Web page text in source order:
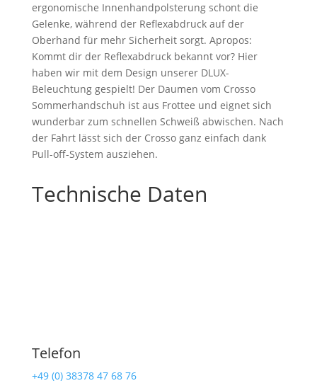
ergonomische Innenhandpolsterung schont die
Gelenke, während der Reflexabdruck auf der
Oberhand für mehr Sicherheit sorgt. Apropos:
Kommt dir der Reflexabdruck bekannt vor? Hier
haben wir mit dem Design unserer DLUX-
Beleuchtung gespielt! Der Daumen vom Crosso
Sommerhandschuh ist aus Frottee und eignet sich
wunderbar zum schnellen Schweiß abwischen. Nach
der Fahrt lässt sich der Crosso ganz einfach dank
Pull-off-System ausziehen.
Technische Daten
Telefon
+49 (0) 38378 47 68 76